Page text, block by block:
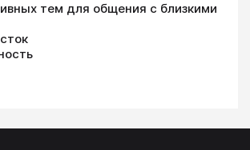
тем для общения с близкими